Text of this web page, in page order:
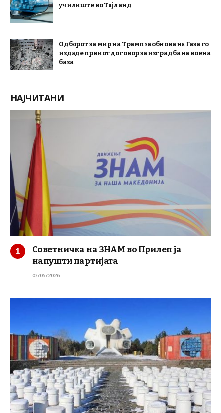
училиште во Тајланд
Одборот за мир на Трамп за обнова на Газа го
издаде првиот договор за изградба на воена
база
НАЈЧИТАНИ
Советничка на ЗНАМ во Прилеп ја
напушти партијата
08/05/2026